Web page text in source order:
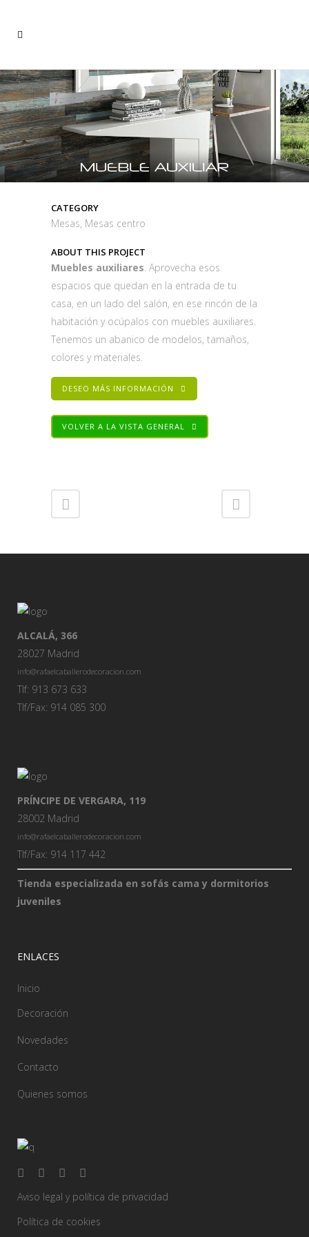
CATEGORY
Mesas, Mesas centro
ABOUT THIS PROJECT
Muebles auxiliares. Aprovecha esos
espacios que quedan en la entrada de tu
casa, en un lado del salón, en ese rincón de la
habitación y ocúpalos con muebles auxiliares.
Tenemos un abanico de modelos, tamaños,
colores y materiales.
DESEO MÁS INFORMACIÓN
VOLVER A LA VISTA GENERAL
ALCALÁ, 366
28027 Madrid
info@rafaelcaballerodecoracion.com
Tlf: 913 673 633
Tlf/Fax: 914 085 300
PRÍNCIPE DE VERGARA, 119
28002 Madrid
info@rafaelcaballerodecoracion.com
Tlf/Fax: 914 117 442
Tienda especializada en sofás cama y dormitorios
juveniles
ENLACES
Inicio
Decoración
Novedades
Contacto
Quienes somos
Aviso legal y política de privacidad
Política de cookies